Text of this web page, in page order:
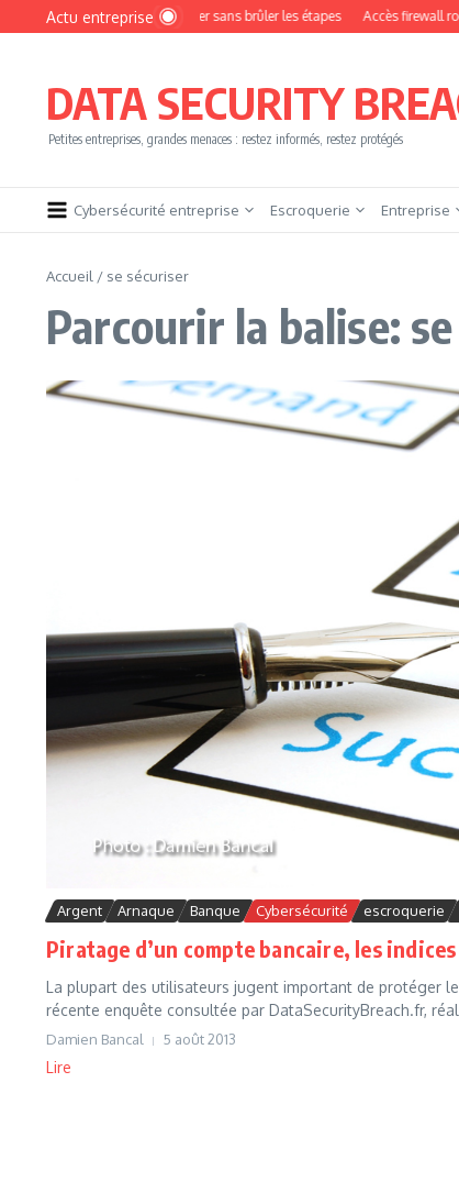
Aller au contenu
Actu entreprise
devenir pentester sans brûler les étapes Accès firewall root à
DATA SECURITY
Petites entreprises, grandes menaces : restez informés, restez protégés
Cybersécurité entreprise Escroquerie Entreprise
Accueil / se sécuriser
Parcourir la balise:
Argent Arnaque Banque Cybersécurité escroquerie
Piratage d’un compte bancaire, les
La plupart des utilisateurs jugent important de protéger
récente enquête consultée par DataSecurityBreach.fr,
Damien Bancal 5 août 2013
Lire